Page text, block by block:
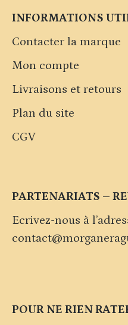
INFORMATIONS
Contacter la marque
Mon compte
Livraisons et retours
Plan du site
CGV
PARTENARIATS –
Ecrivez-nous à
POUR NE RIEN